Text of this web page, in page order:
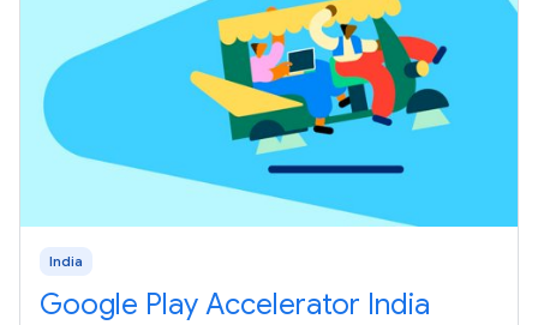
India
Google Play Accelerator India